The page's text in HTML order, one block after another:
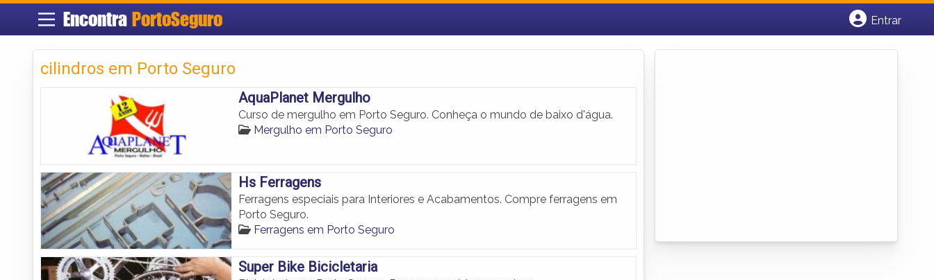
Encontra PortoSeguro
Entrar
cilindros em Porto Seguro
AquaPlanet Mergulho
Curso de mergulho em Porto Seguro. Conheça o mundo de baixo d'água.
Mergulho em Porto Seguro
Hs Ferragens
Ferragens especiais para Interiores e Acabamentos. Compre ferragens em
Porto Seguro.
Ferragens em Porto Seguro
Super Bike Bicicletaria